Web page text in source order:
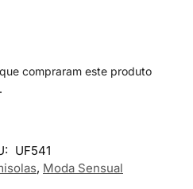
compraram este produto
UF541
, Moda Sensual